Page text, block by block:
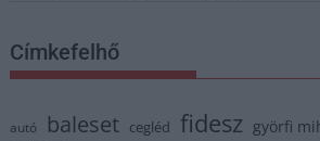
Címkefelhő
autó baleset cegléd fidesz györfi